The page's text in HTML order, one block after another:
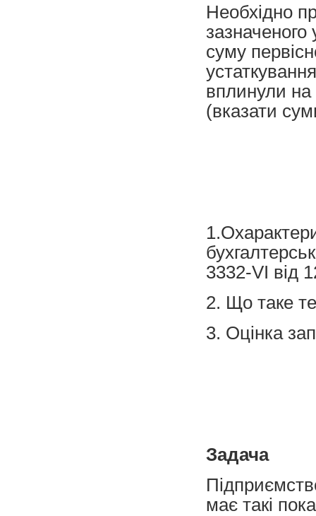
Необхідно
зазначеного
суму
вплинули на
(вказати
3332-VI від
2. Що таке
3. Оцінка
Задача
має такі